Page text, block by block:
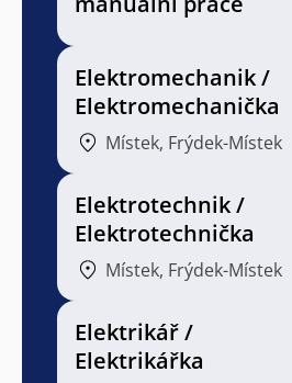
Elektromechanik /
Elektromechanička
Místek, Frýdek-Místek
Elektrotechnik /
Elektrotechnička
Místek, Frýdek-Místek
Elektrikář /
Elektrikářka